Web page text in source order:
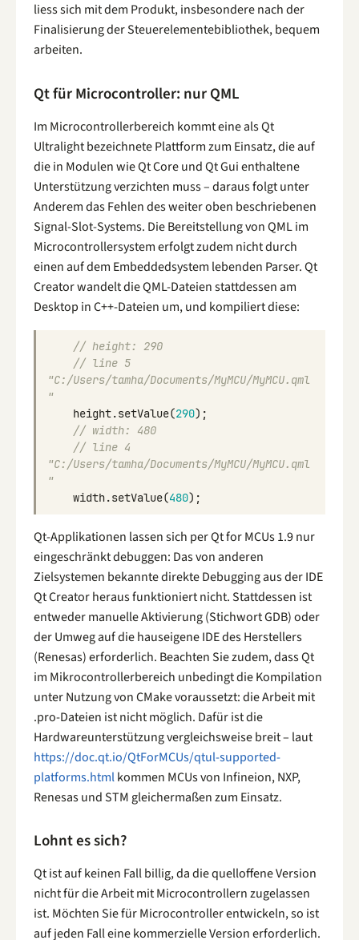
liess sich mit dem Produkt, insbesondere nach der
Finalisierung der Steuerelementebibliothek, bequem
arbeiten.
Qt für Microcontroller: nur QML
Im Microcontrollerbereich kommt eine als Qt
Ultralight bezeichnete Plattform zum Einsatz, die auf
die in Modulen wie Qt Core und Qt Gui enthaltene
Unterstützung verzichten muss – daraus folgt unter
Anderem das Fehlen des weiter oben beschriebenen
Signal-Slot-Systems. Die Bereitstellung von QML im
Microcontrollersystem erfolgt zudem nicht durch
einen auf dem Embeddedsystem lebenden Parser. Qt
Creator wandelt die QML-Dateien stattdessen am
Desktop in C++-Dateien um, und kompiliert diese:
// height: 290
// line 5
"C:/Users/tamha/Documents/MyMCU/MyMCU.qml
"
height.setValue(290);
// width: 480
// line 4
"C:/Users/tamha/Documents/MyMCU/MyMCU.qml
"
width.setValue(480);
Qt-Applikationen lassen sich per Qt for MCUs 1.9 nur
eingeschränkt debuggen: Das von anderen
Zielsystemen bekannte direkte Debugging aus der IDE
Qt Creator heraus funktioniert nicht. Stattdessen ist
entweder manuelle Aktivierung (Stichwort GDB) oder
der Umweg auf die hauseigene IDE des Herstellers
(Renesas) erforderlich. Beachten Sie zudem, dass Qt
im Mikrocontrollerbereich unbedingt die Kompilation
unter Nutzung von CMake voraussetzt: die Arbeit mit
.pro-Dateien ist nicht möglich. Dafür ist die
Hardwareunterstützung vergleichsweise breit – laut
https://doc.qt.io/QtForMCUs/qtul-supported-
platforms.htmlkommen MCUs von Infineion, NXP,
Renesas und STM gleichermaßen zum Einsatz.
Lohnt es sich?
Qt ist auf keinen Fall billig, da die quelloffene Version
nicht für die Arbeit mit Microcontrollern zugelassen
ist. Möchten Sie für Microcontroller entwickeln, so ist
auf jeden Fall eine kommerzielle Version erforderlich.